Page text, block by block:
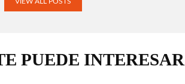
PUEDE INTERESAR